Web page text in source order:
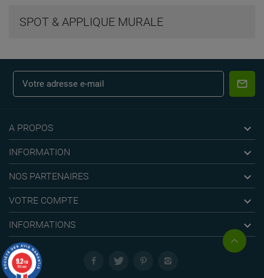
SPOT & APPLIQUE MURALE
A PROPOS 
INFORMATION 
NOS PARTENAIRES 
VOTRE COMPTE 
INFORMATIONS 
9.2/10
766 avis